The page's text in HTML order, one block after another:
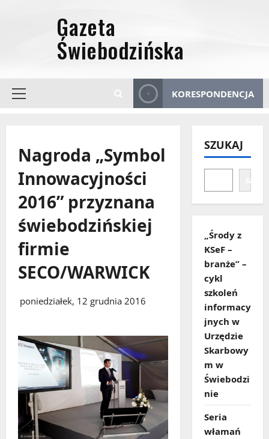
Menu
KORESPONDENCJA
Nagroda „Symbol
Innowacyjności
2016” przyznana
świebodzińskiej
firmie
SECO/WARWICK
poniedziałek, 12 grudnia 2016
SZUKAJ
„Środy z
KSeF –
branże” –
cykl
szkoleń
informacy
jnych w
Urzędzie
Skarbowy
m w
Świebodzi
nie
Seria
włamań